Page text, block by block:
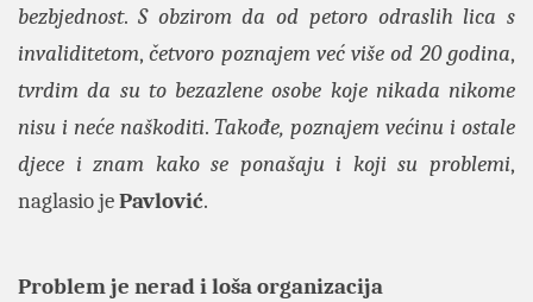
bezbjednost. S obzirom da od petoro odraslih lica s
invaliditetom,četvoro poznajem već više od 20 godina,
tvrdim da su to bezazlene osobe koje nikada nikome
nisu i neće naškoditi. Takođe, poznajem većinu i ostale
djece i znam kako se ponašaju i koji su problemi,
naglasio jePavlović.
Problem je nerad i loša organizacija